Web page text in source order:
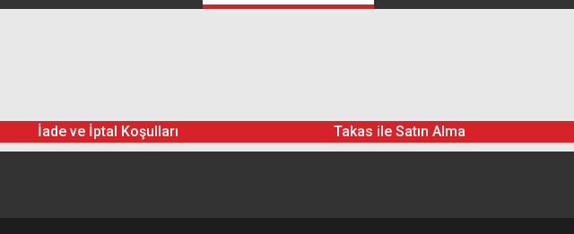
İade ve İptal Koşulları Takas ile Satın Alma